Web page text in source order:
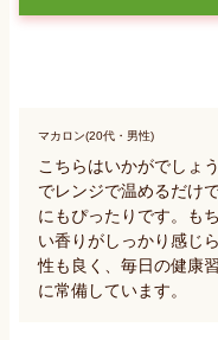
マカロン(20代・男性)
こちらはいかがでしょ
でレンジで温めるだけ
にもぴったりです。も
い香りがしっかり感じ
性も良く、毎日の健康
に常備しています。